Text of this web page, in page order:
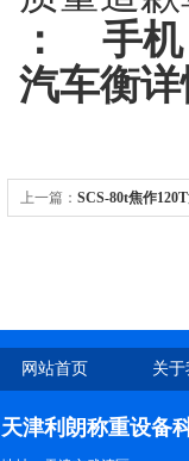
：
手
汽车衡
上一篇： SCS-80t焦作
网站首页 关
天津利朗称重设备